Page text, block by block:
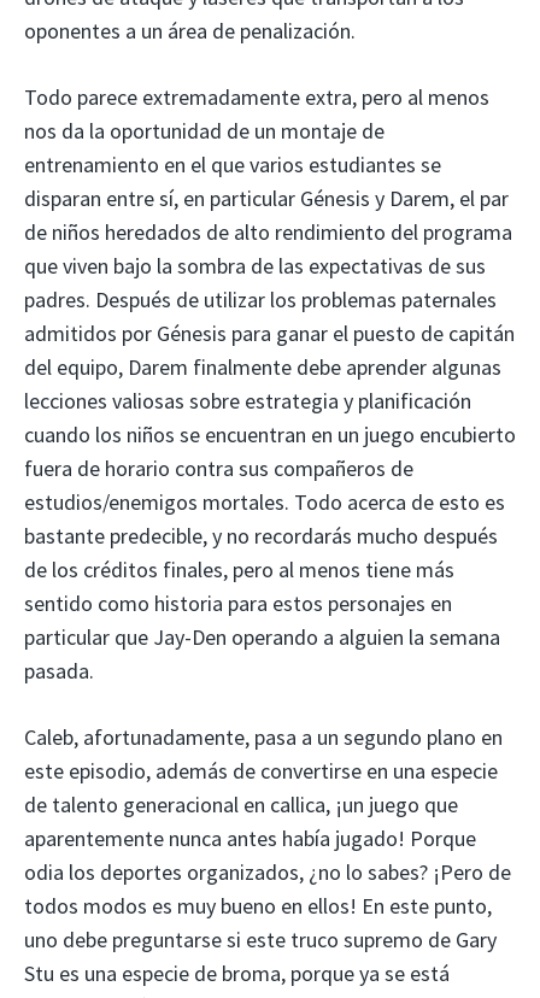
oponentes a un área de penalización.
Todo parece extremadamente extra, pero al menos
nos da la oportunidad de un montaje de
entrenamiento en el que varios estudiantes se
disparan entre sí, en particular Génesis y Darem, el par
de niños heredados de alto rendimiento del programa
que viven bajo la sombra de las expectativas de sus
padres. Después de utilizar los problemas paternales
admitidos por Génesis para ganar el puesto de capitán
del equipo, Darem finalmente debe aprender algunas
lecciones valiosas sobre estrategia y planificación
cuando los niños se encuentran en un juego encubierto
fuera de horario contra sus compañeros de
estudios/enemigos mortales. Todo acerca de esto es
bastante predecible, y no recordarás mucho después
de los créditos finales, pero al menos tiene más
sentido como historia para estos personajes en
particular que Jay-Den operando a alguien la semana
pasada.
Caleb, afortunadamente, pasa a un segundo plano en
este episodio, además de convertirse en una especie
de talento generacional en callica, ¡un juego que
aparentemente nunca antes había jugado! Porque
odia los deportes organizados, ¿no lo sabes? ¡Pero de
todos modos es muy bueno en ellos! En este punto,
uno debe preguntarse si este truco supremo de Gary
Stu es una especie de broma, porque ya se está